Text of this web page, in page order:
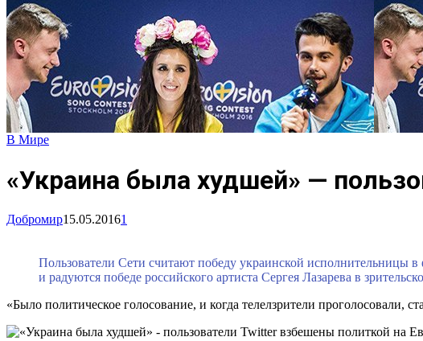
В Мире
«Украина была худшей» —
Добромир15.05.20161
Пользователи Сети считают победу украинской исполнительницы
и радуются победе российского артиста Сергея Лазарева в
«Было политическое голосование, и когда телелзрители проголосовали,